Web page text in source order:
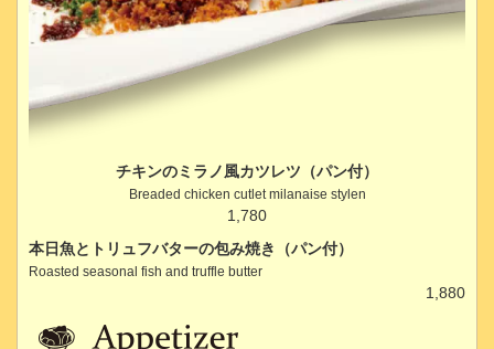
チキンのミラノ風カツレツ（パン付）
Breaded chicken cutlet milanaise stylen
1,780
本日魚とトリュフバターの包み焼き（パン付）
Roasted seasonal fish and truffle butter
1,880